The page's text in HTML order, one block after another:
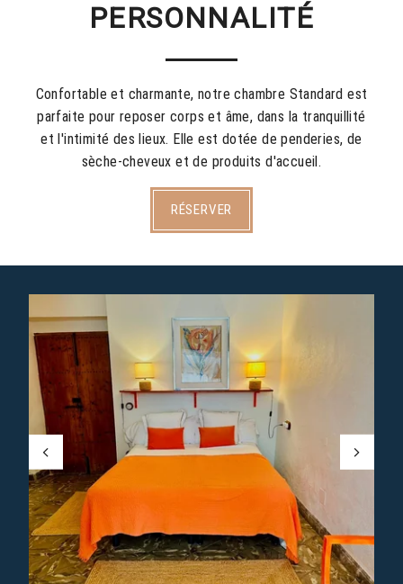
PERSONNALITÉ
Confortable et charmante, notre chambre Standard est
parfaite pour reposer corps et âme, dans la tranquillité
et l'intimité des lieux. Elle est dotée de penderies, de
sèche-cheveux et de produits d'accueil.
RÉSERVER